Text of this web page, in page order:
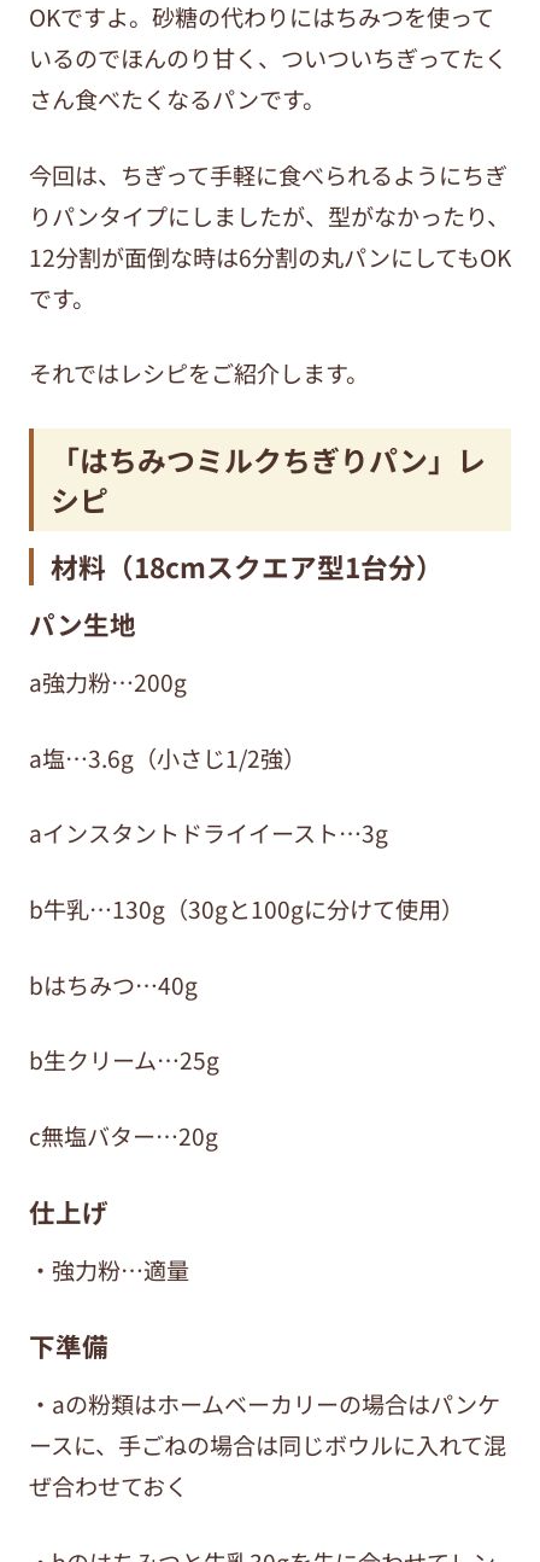
OKですよ。砂糖の代わりにはちみつを使って
いるのでほんのり甘く、ついついちぎってたく
さん食べたくなるパンです。
今回は、ちぎって手軽に食べられるようにちぎ
りパンタイプにしましたが、型がなかったり、
12分割が面倒な時は6分割の丸パンにしてもOK
です。
それではレシピをご紹介します。
「はちみつミルクちぎりパン」レ
シピ
材料（18cmスクエア型1台分）
パン生地
a強力粉…200g
a塩…3.6g（小さじ1/2強）
aインスタントドライイースト…3g
b牛乳…130g（30gと100gに分けて使用）
bはちみつ…40g
b生クリーム…25g
c無塩バター…20g
仕上げ
・強力粉…適量
下準備
・aの粉類はホームベーカリーの場合はパンケ
ースに、手ごねの場合は同じボウルに入れて混
ぜ合わせておく